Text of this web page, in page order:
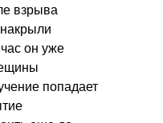
взрыва
он уже
попадает